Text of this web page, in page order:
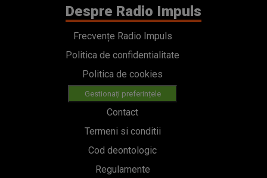
Despre Radio Impuls
Frecvențe Radio Impuls
Politica de confidentialitate
Politica de cookies
Gestionați preferințele
Contact
Termeni si conditii
Cod deontologic
Regulamente